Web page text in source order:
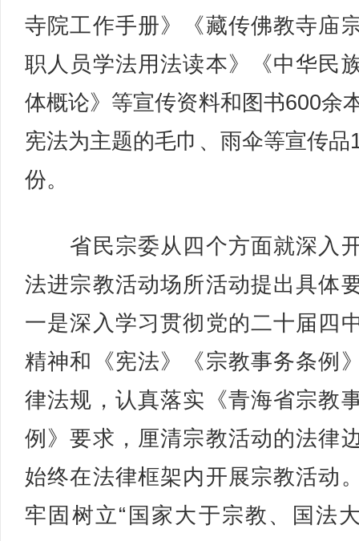
寺院工作手册》《藏传佛教寺庙
职人员学法用法读本》《中华民
体概论》等宣传资料和图书600余
宪法为主题的毛巾、雨伞等宣传品
份。
省民宗委从四个方面就深入
法进宗教活动场所活动提出具体
一是深入学习贯彻党的二十届四
精神和《宪法》《宗教事务条例
律法规，认真落实《青海省宗教
例》要求，厘清宗教活动的法律
始终在法律框架内开展宗教活动
牢固树立“国家大于宗教、国法